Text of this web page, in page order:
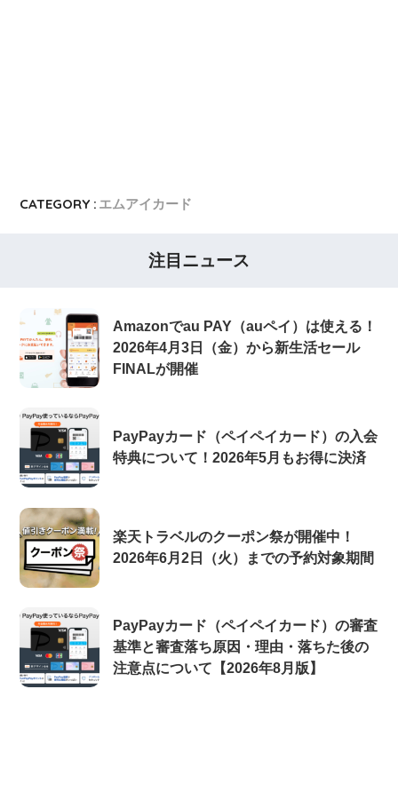
CATEGORY : エムアイカード
注目ニュース
Amazonでau PAY（auペイ）は使える！
2026年4月3日（金）から新生活セール
FINALが開催
PayPayカード（ペイペイカード）の入会
特典について！2026年5月もお得に決済
楽天トラベルのクーポン祭が開催中！
2026年6月2日（火）までの予約対象期間
PayPayカード（ペイペイカード）の審査
基準と審査落ち原因・理由・落ちた後の
注意点について【2026年8月版】